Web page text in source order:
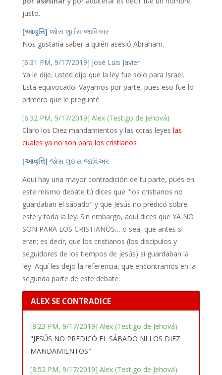
justo.
[આવૃત્તિ] જોસ લુઈસ જાવિઅર
Nos gustaría saber a quién asesió Abraham.
[6:31 PM, 9/17/2019] José Luis Javier
Ya le dije, usted dijo que la ley fue solo para Israel.
Está equivocado. Vayamos por parte, pues eso fue lo
primero que le pregunté
[6:32 PM, 9/17/2019] Alex (Testigo de Jehová)
Claro los Diez mandamientos y las otras leyes las
cuales ya no son para los cristianos
[આવૃત્તિ] જોસ લુઈસ જાવિઅર
Aquí hay una mayor contradición de tu parte, pués en
este mismo debate tú dices que "los cristianos no
guardaban el sábado" y que Jesús no predicó sobre
este y toda la ley. Sin embargo, aquí dices que YA NO
SON PARA LOS CRISTIANOS… o sea, que antes si
eran; es decir, que los cristianos (los discípulos y
seguidores de los tiempos de jesús) si guardaban la
ley. Aquí les dejo la referencia, que encontramos en la
segunda parte de este debate:
ALEX SE CONTRADICE
[8:23 PM, 9/17/2019] Alex (Testigo de Jehová)
"JESÚS NO PREDICÓ EL SÁBADO NI LOS DIEZ
MANDAMIENTOS"
[8:52 PM, 9/17/2019] Alex (Testigo de Jehová)